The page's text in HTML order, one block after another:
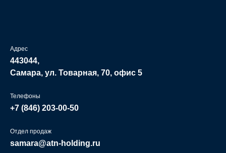
Адрес
443044,
Самара, ул. Товарная, 70, офис 5
Телефоны
+7 (846) 203-00-50
Отдел продаж
samara@atn-holding.ru